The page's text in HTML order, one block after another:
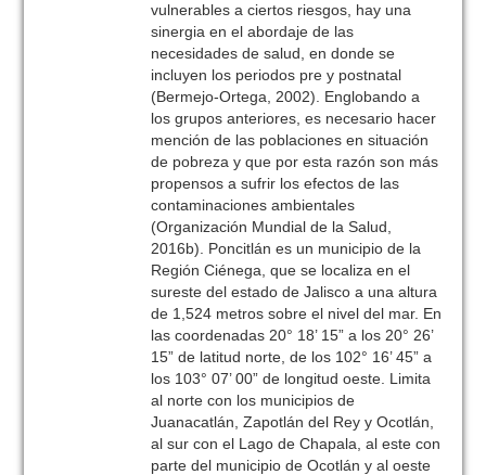
vulnerables a ciertos riesgos, hay una
sinergia en el abordaje de las
necesidades de salud, en donde se
incluyen los periodos pre y postnatal
(Bermejo-Ortega, 2002). Englobando a
los grupos anteriores, es necesario hacer
mención de las poblaciones en situación
de pobreza y que por esta razón son más
propensos a sufrir los efectos de las
contaminaciones ambientales
(Organización Mundial de la Salud,
2016b). Poncitlán es un municipio de la
Región Ciénega, que se localiza en el
sureste del estado de Jalisco a una altura
de 1,524 metros sobre el nivel del mar. En
las coordenadas 20° 18’ 15” a los 20° 26’
15” de latitud norte, de los 102° 16’ 45” a
los 103° 07’ 00” de longitud oeste. Limita
al norte con los municipios de
Juanacatlán, Zapotlán del Rey y Ocotlán,
al sur con el Lago de Chapala, al este con
parte del municipio de Ocotlán y al oeste